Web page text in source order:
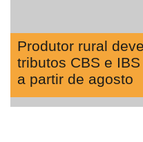
Produtor rural
tributos CBS e
a partir de agosto